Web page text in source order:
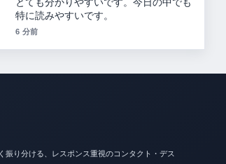
8 分前
振り分ける、レスポンス重視のコンタクト・デス